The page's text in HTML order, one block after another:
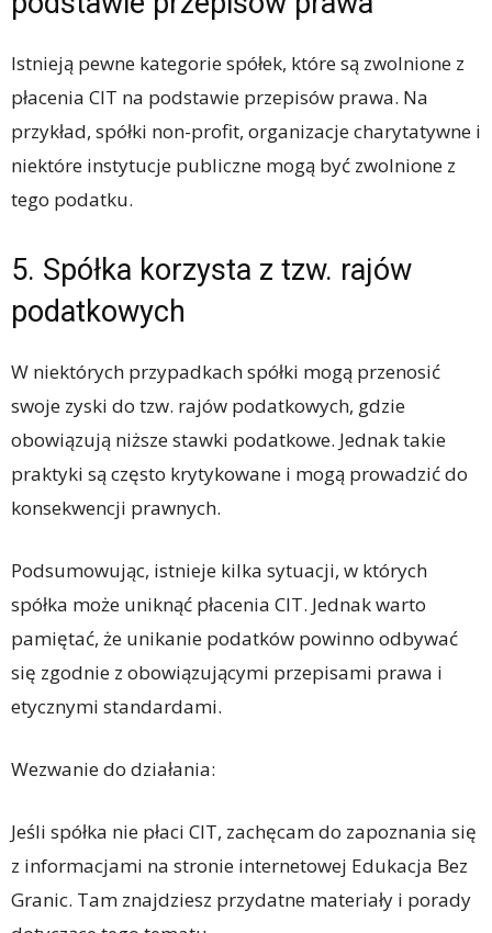
Istnieją pewne kategorie spółek, które są zwolnione z
płacenia CIT na podstawie przepisów prawa. Na
przykład, spółki non-profit, organizacje charytatywne i
niektóre instytucje publiczne mogą być zwolnione z
tego podatku.
5. Spółka korzysta z tzw. rajów
podatkowych
W niektórych przypadkach spółki mogą przenosić
swoje zyski do tzw. rajów podatkowych, gdzie
obowiązują niższe stawki podatkowe. Jednak takie
praktyki są często krytykowane i mogą prowadzić do
konsekwencji prawnych.
Podsumowując, istnieje kilka sytuacji, w których
spółka może uniknąć płacenia CIT. Jednak warto
pamiętać, że unikanie podatków powinno odbywać
się zgodnie z obowiązującymi przepisami prawa i
etycznymi standardami.
Wezwanie do działania:
Jeśli spółka nie płaci CIT, zachęcam do zapoznania się
z informacjami na stronie internetowej Edukacja Bez
Granic. Tam znajdziesz przydatne materiały i porady